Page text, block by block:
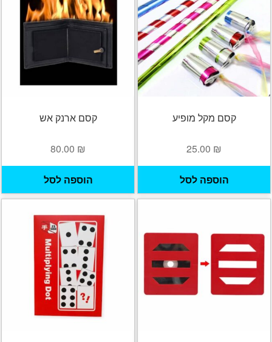
קסם מקל מופיע
25.00 ₪
הוספה לסל
קסם ארנק אש
80.00 ₪
הוספה לסל